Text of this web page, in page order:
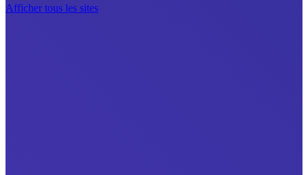
Afficher tous les sites